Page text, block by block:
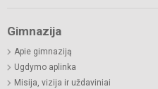
Gimnazija
Apie gimnaziją
Ugdymo aplinka
Misija, vizija ir uždaviniai